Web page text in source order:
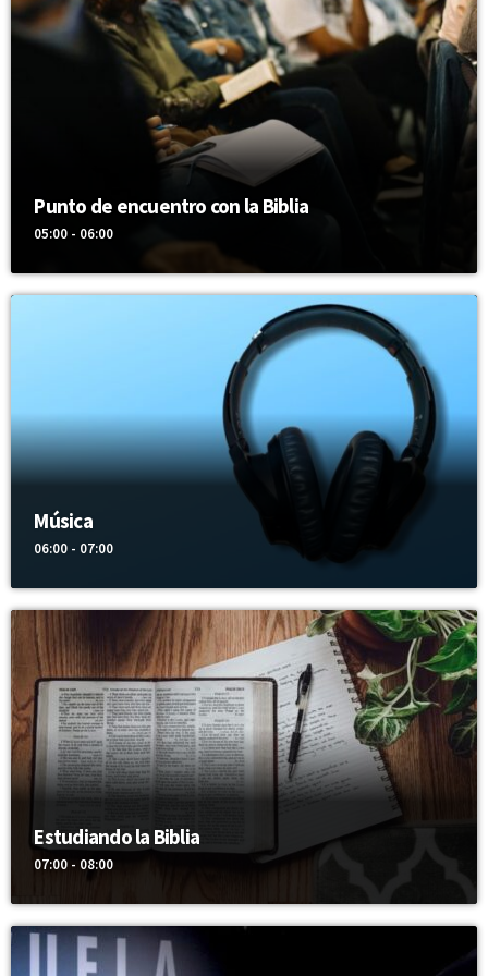
Punto de encuentro con la Biblia
05:00 - 06:00
Música
06:00 - 07:00
Estudiando la Biblia
07:00 - 08:00